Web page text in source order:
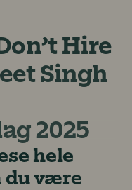
Hire
Singh
2025
hele
du være